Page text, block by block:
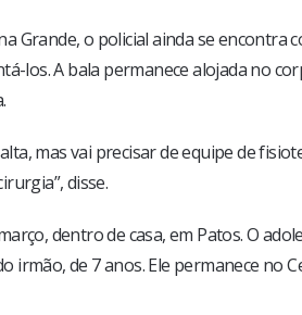
Grande, o policial ainda se encontra
los. A bala permanece alojada no
mas vai precisar de equipe de
disse.
dentro de casa, em Patos. O
de 7 anos. Ele permanece no